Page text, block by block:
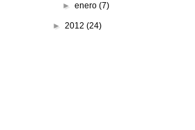
►enero(7)
► 2012 (24)